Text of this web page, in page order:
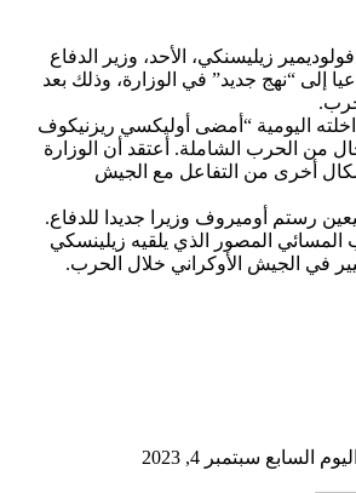
زيليسنكي، الأحد، وزير الدفاع
إلى “نهج جديد” في الوزارة، وذلك بعد
اليومية “أمضى أوليكسي ريزنيكوف
في حال من الحرب الشاملة. أعتقد أن الوزارة
أخرى من التفاعل مع الجيش
رستم أوميروف وزيرا جديدا للدفاع.
المسائي المصور الذي يلقيه زيلينسكي
في الجيش الأوكراني خلال الحرب.
اليوم السابع سبتمبر 4, 2023